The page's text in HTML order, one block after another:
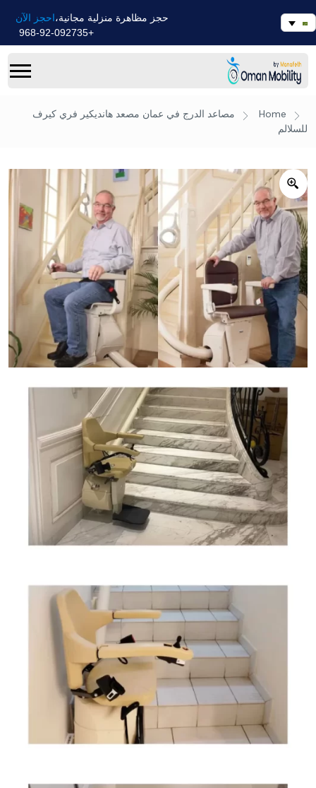
حجز مظاهرة منزلية مجانية،احجز الآن
+968-92-092735
Home مصاعد الدرج في عمان مصعد هانديكير فري كيرف
للسلالم